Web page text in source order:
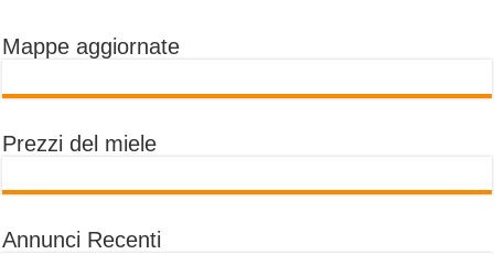
Mappe aggiornate
Prezzi del miele
Annunci Recenti